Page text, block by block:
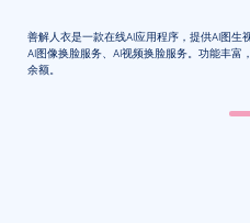
善解人衣是一款在线AI应用程序，提供AI图生
AI图像换脸服务、AI视频换脸服务。功能丰
余额。